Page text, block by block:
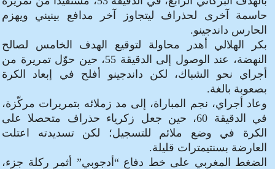
حاسمة آخرى لحذراف ليتجاوز آخر مدافع بينيني ويهزم
الحارس داندجينو.
بكر الهلالي أهدر محاولة لتوقيع الهدف الخامس لصالح
النهضة، عند الوصول إلى الدقيقة 55، حين حوّل تمريرة من
أجراي نحو الشباك، لكن داندجينو أفلح في إبعاد الكرة
بصعوبة بالغة.
وعاد أجراي، نجم المباراة، إلى مد زملائه بتمريرات مركّزة،
في الدقيقة 60، حين جعل زكرياء حذراف متحصلا على
الكرة في وضع ملائم للتسجيل؛ لكن تسديدته اعتلت
العارضة بسنتيمترات قليلة.
الضغط المغربي على خط دفاع “أدجوبي” أثمر ركلة جزء،